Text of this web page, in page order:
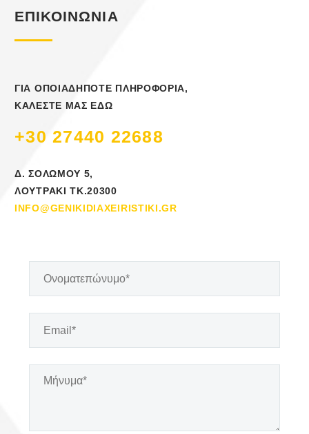
ΕΠΙΚΟΙΝΩΝΙΑ
ΓΙΑ ΟΠΟΙΑΔΗΠΟΤΕ ΠΛΗΡΟΦΟΡΙΑ,
ΚΑΛΕΣΤΕ ΜΑΣ ΕΔΩ
+30 27440 22688
Δ. ΣΟΛΩΜΟΥ 5,
ΛΟΥΤΡΑΚΙ ΤΚ.20300
INFO@GENIKIDIAXEIRISTIKI.GR